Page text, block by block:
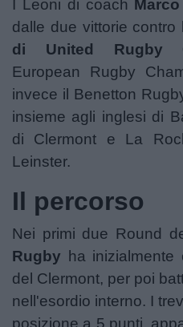
I Leoni di coach
dalle due vittorie contro
di United Rugby
European Rugby
invece il Benetton
insieme agli inglesi di
di Clermont e La
Leinster.
Il percorso
Nei primi due Round
Rugby ha
del Clermont, per poi
nell'esordio interno. I
posizione a 5 punti,